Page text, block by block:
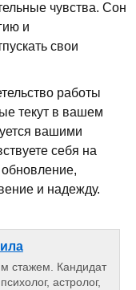
чувства. Сон
и
свои
работы
текут в вашем
вашими
себя на
и надежду.
стажем. Кандидат
астролог,